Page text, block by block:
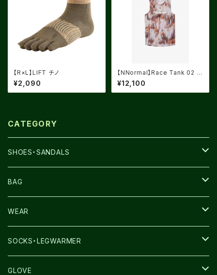
【R×L】LIFT チノ
¥2,090
【NNormal】Race Tank 02 F
ade Print
¥12,100
CATEGORY
SHOES・SANDALS
NNORMAL
TERREX
THE NORTH FACE
SALOMON
BAG
THE NORTH FACE
SALOMON
ULTIMATE DIRECTION
WEAR
SALOMON
LA SPORTIVA
SOCKS・LEGWARMER
DRYMAX
GLOVE